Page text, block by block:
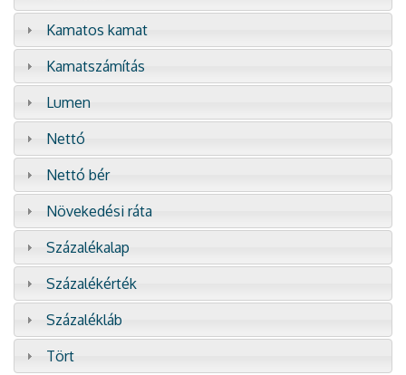
Kamatos kamat
Kamatszámítás
Lumen
Nettó
Nettó bér
Növekedési ráta
Százalékalap
Százalékérték
Százalékláb
Tört